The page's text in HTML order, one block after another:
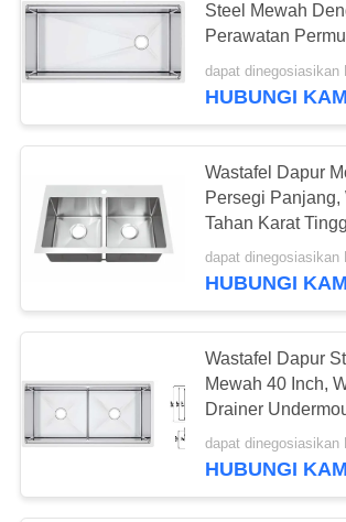
KONTROL
KUALITAS
HUBUNGI
KAMI
PERMINTAAN
PRIVACY
Steel Mewah
Perawatan
dapat dinegosiasikan
HUBUNGI
Wastafel Dapur
Persegi Panjang,
Tahan Karat
Faucet
HUBUNGI
Wastafel Dapur
Mewah 40 Inch,
Drainer
dapat dinegosiasikan
HUBUNGI